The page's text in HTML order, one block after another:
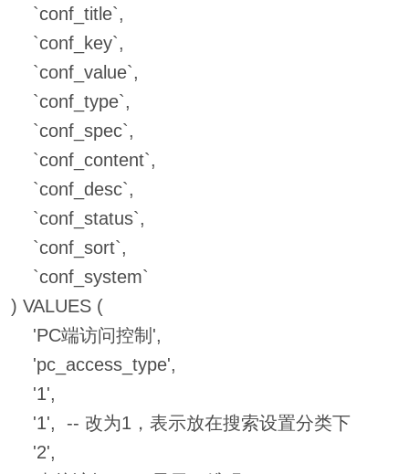
`conf_title`,
`conf_key`,
`conf_value`,
`conf_type`,
`conf_spec`,
`conf_content`,
`conf_desc`,
`conf_status`,
`conf_sort`,
`conf_system`
) VALUES (
'PC端访问控制',
'pc_access_type',
'1',
'1', -- 改为1，表示放在搜索设置分类下
'2',